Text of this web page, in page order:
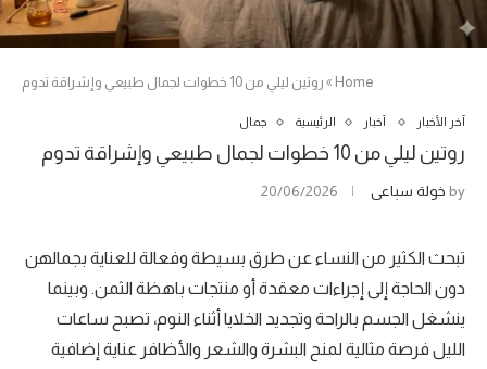
Home
» روتين ليلي من 10 خطوات لجمال طبيعي وإشراقة تدوم
آخر الأخبار أخبار الرئيسية جمال
روتين ليلي من 10 خطوات لجمال طبيعي وإشراقة تدوم
by خولة سباعي 20/06/2026
تبحث الكثير من النساء عن طرق بسيطة وفعالة للعناية بجمالهن
دون الحاجة إلى إجراءات معقدة أو منتجات باهظة الثمن. وبينما
ينشغل الجسم بالراحة وتجديد الخلايا أثناء النوم، تصبح ساعات
الليل فرصة مثالية لمنح البشرة والشعر والأظافر عناية إضافية